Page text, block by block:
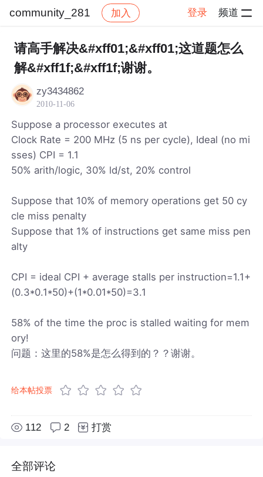
community_281 加入 登录 频道
社区 community_281 帖子详情
请高手解决&#xff01;&#xff01;这道题怎么
解&#xff1f;&#xff1f;谢谢。
zy3434862
2010-11-06
Suppose a processor executes at
Clock Rate = 200 MHz (5 ns per cycle), Ideal (no mi
sses) CPI = 1.1
50% arith/logic, 30% ld/st, 20% control
Suppose that 10% of memory operations get 50 cy
cle miss penalty
Suppose that 1% of instructions get same miss pen
alty
CPI = ideal CPI + average stalls per instruction=1.1+
(0.3*0.1*50)+(1*0.01*50)=3.1
58% of the time the proc is stalled waiting for mem
ory!
问题：这里的58%是怎么得到的？？谢谢。
给本帖投票
112 2 打赏
全部评论